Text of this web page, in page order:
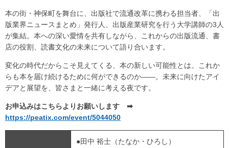
本の街・神保町を舞台に、出版社で流通改革に携わる担当者、「出
版業界ニュースまとめ」発行人、出版産業研究を行う大学講師の3人
が集結。本への深い愛情を共有しながら、これからの出版流通、書
店の役割、読書文化の未来について語り合います。
変化の時代だからこそ見えてくる、本の新しい可能性とは。これか
らも本を届け続けるために何ができるのか――。未来に向けたアイ
デアと展望を、皆さまと一緒に考える夜です。
お申込みはこちらよりお願いします ➡
https://peatix.com/event/5044050
●田中 裕士（たなか・ひろし）